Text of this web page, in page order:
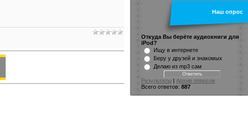
Наш опрос
Откуда Вы берёте аудиокниги для
iPod?
Ищу в интернете
Беру у друзей и знакомых
Делаю из mp3 сам
Результаты | Архив опросов
Всего ответов: 887